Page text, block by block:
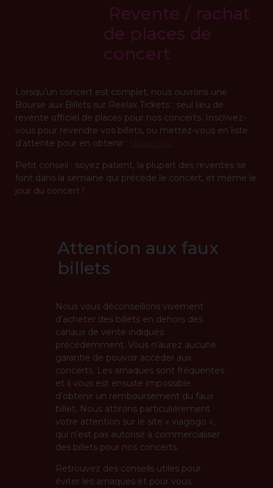
Revente / rachat
de places de
concert
Lorsqu’un concert est complet, nous ouvrons une
Bourse aux Billets sur Reelax Tickets : seul lieu de
revente officiel de places pour nos concerts. Inscrivez-
vous pour revendre vos billets, ou mettez-vous en liste
d’attente pour en obtenir : cliquez ici.
Petit conseil : soyez patient, la plupart des reventes se
font dans la semaine qui précède le concert, et même le
jour du concert !
Attention aux faux
billets
Nous vous déconseillons vivement
d’acheter des billets en dehors des
canaux de vente indiqués
précédemment. Vous n’aurez aucune
garantie de pouvoir accéder aux
concerts. Les arnaques sont fréquentes
et il vous est ensuite impossible
d’obtenir un remboursement du faux
billet. Nous attirons particulièrement
votre attention sur le site « viagogo »,
qui n’est pas autorisé à commercialiser
des billets pour nos concerts.
Retrouvez des conseils utiles pour
éviter les arnaques et pour vous